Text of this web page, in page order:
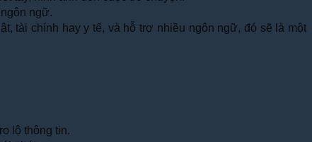
ngữ.
tài chính hay y tế, và hỗ trợ nhiều ngôn ngữ, đó sẽ là một
lộ thông tin.